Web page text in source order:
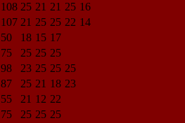
108 25 21 21 25 16
107 21 25 25 22 14
50 18 15 17
75 25 25 25
98 23 25 25 25
87 25 21 18 23
55 21 12 22
75 25 25 25